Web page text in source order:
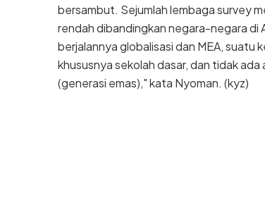
bersambut. Sejumlah lembaga survey
rendah dibandingkan negara-negara di
berjalannya globalisasi dan MEA, suatu
khususnya sekolah dasar, dan tidak
(generasi emas)," kata Nyoman. (kyz)